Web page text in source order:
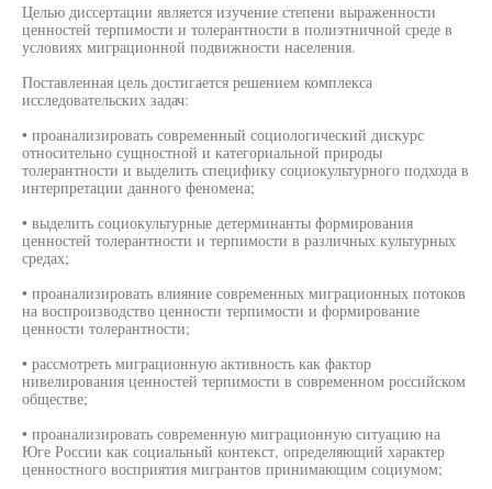
Целью диссертации является изучение степени выраженности
ценностей терпимости и толерантности в полиэтничной среде в
условиях миграционной подвижности населения.
Поставленная цель достигается решением комплекса
исследовательских задач:
• проанализировать современный социологический дискурс
относительно сущностной и категориальной природы
толерантности и выделить специфику социокультурного подхода в
интерпретации данного феномена;
• выделить социокультурные детерминанты формирования
ценностей толерантности и терпимости в различных культурных
средах;
• проанализировать влияние современных миграционных потоков
на воспроизводство ценности терпимости и формирование
ценности толерантности;
• рассмотреть миграционную активность как фактор
нивелирования ценностей терпимости в современном российском
обществе;
• проанализировать современную миграционную ситуацию на
Юге России как социальный контекст, определяющий характер
ценностного восприятия мигрантов принимающим социумом;